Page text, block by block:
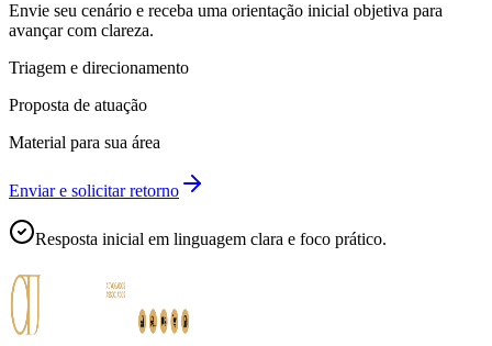
Envie seu cenário e receba uma orientação inicial objetiva para
avançar com clareza.
Triagem e direcionamento
Proposta de atuação
Material para sua área
Enviar e solicitar retorno
Resposta inicial em linguagem clara e foco prático.